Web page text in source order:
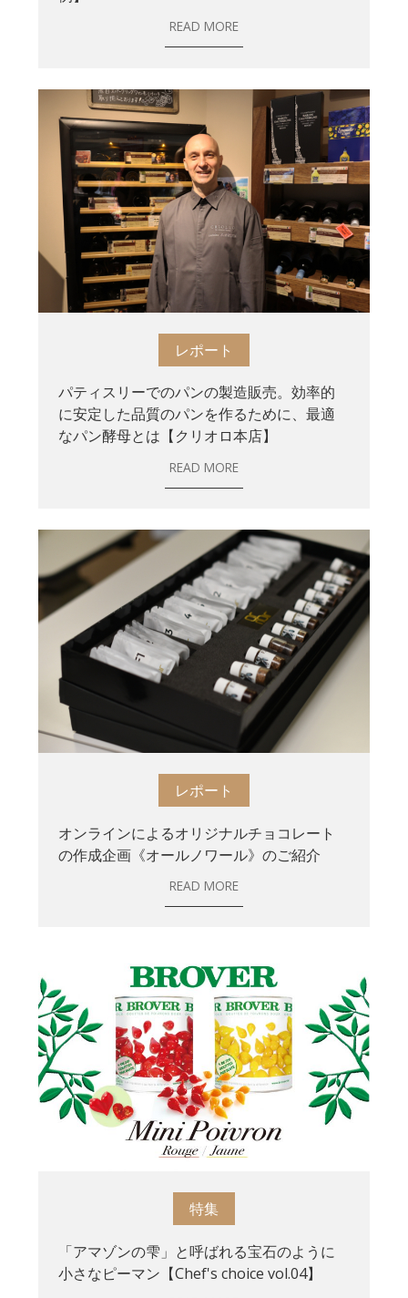
READ MORE
レポート
パティスリーでのパンの製造販売。効率的
に安定した品質のパンを作るために、最適
なパン酵母とは【クリオロ本店】
READ MORE
レポート
オンラインによるオリジナルチョコレート
の作成企画《オールノワール》のご紹介
READ MORE
特集
「アマゾンの雫」と呼ばれる宝石のように
小さなピーマン【Chef's choice vol.04】